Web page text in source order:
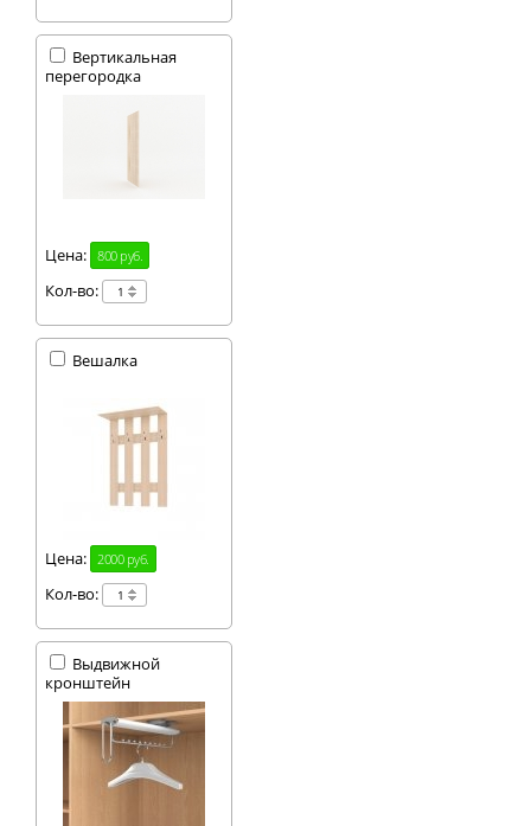
Вертикальная
перегородка
Цена: 800 руб.
Кол-во:
Вешалка
Цена: 2000 руб.
Кол-во:
Выдвижной
кронштейн